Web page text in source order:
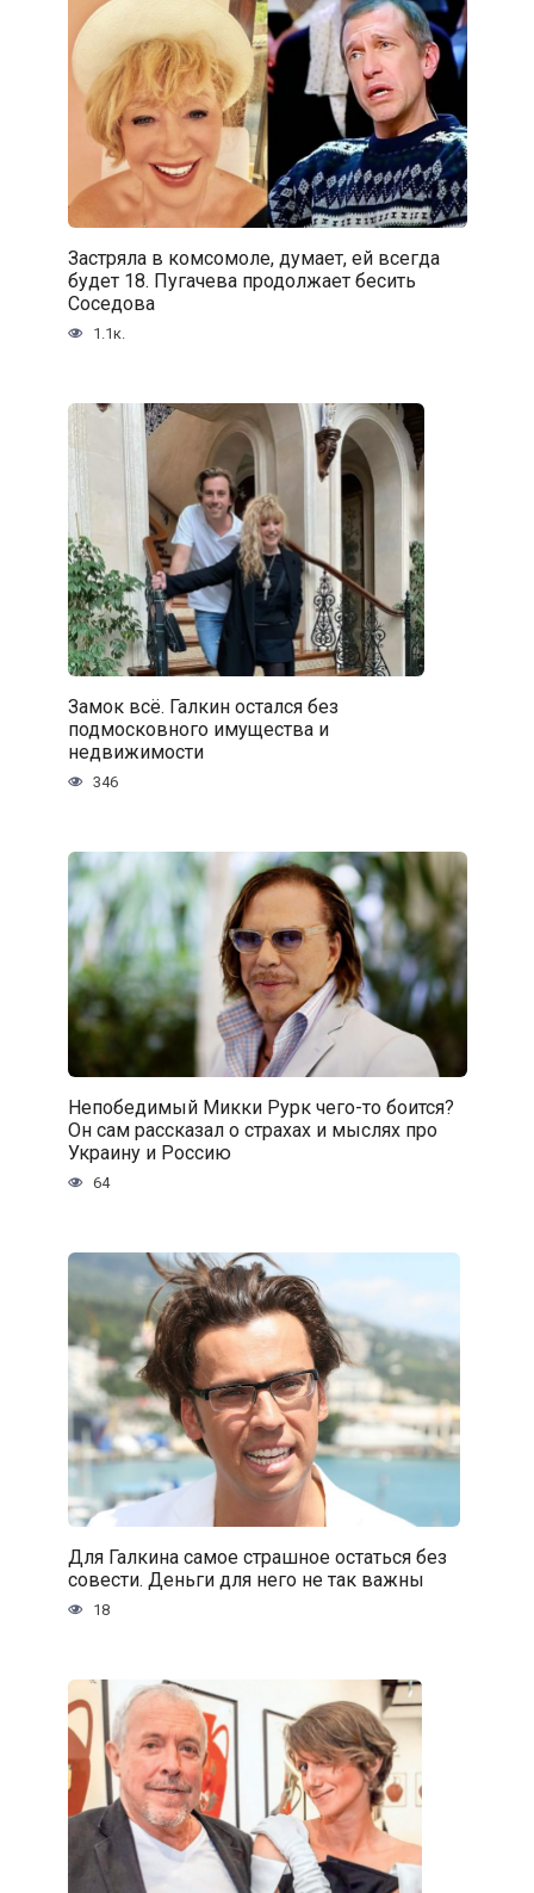
Застряла в комсомоле, думает, ей всегда
будет 18. Пугачева продолжает бесить
Соседова
1.1к.
Замок всё. Галкин остался без
подмосковного имущества и
недвижимости
346
Непобедимый Микки Рурк чего-то боится?
Он сам рассказал о страхах и мыслях про
Украину и Россию
64
Для Галкина самое страшное остаться без
совести. Деньги для него не так важны
18